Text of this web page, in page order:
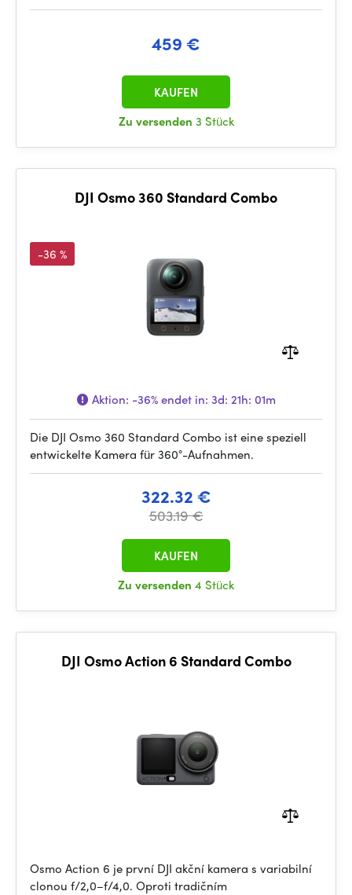
459 €
Zu versenden 3 Stück
KAUFEN
DJI Osmo 360 Standard Combo
-36 %
Aktion: -36%endet in: 3d: 21h: 01m
Die DJI Osmo 360 Standard Combo ist eine speziell
entwickelte Kamera für 360°-Aufnahmen.
322.32 €
503.19 €
Zu versenden 4 Stück
KAUFEN
DJI Osmo Action 6 Standard Combo
Osmo Action 6 je první DJI akční kamera s variabilní
clonou f/2,0–f/4,0. Oproti tradičním